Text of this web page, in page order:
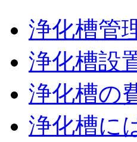
浄化槽管
浄化槽設
浄化槽の
浄化槽に